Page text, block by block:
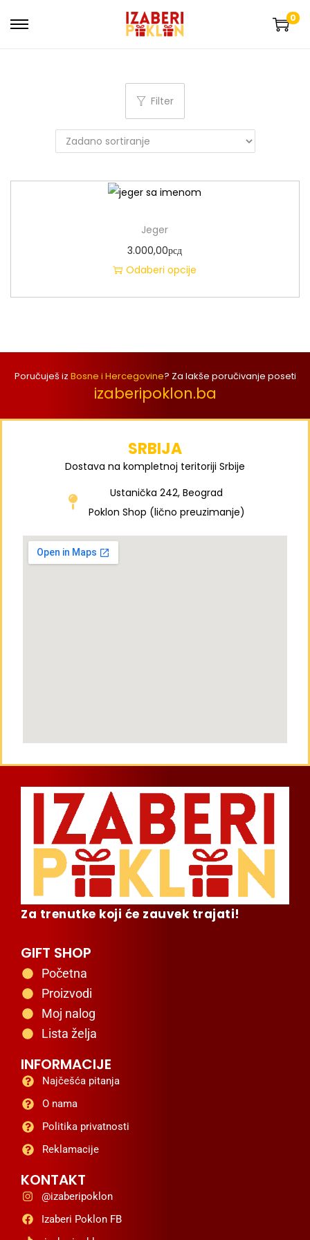
0
Filter
Jeger
3.000,00рсд
Odaberi opcije
Poručuješ iz Bosne i Hercegovine? Za lakše poručivanje poseti
izaberipoklon.ba
SRBIJA
Dostava na kompletnoj teritoriji Srbije
Ustanička 242, Beograd
Poklon Shop (lično preuzimanje)
Za trenutke koji će zauvek trajati!
GIFT SHOP
Početna
Proizvodi
Moj nalog
Lista želja
INFORMACIJE
Najčešća pitanja
O nama
Politika privatnosti
Reklamacije
KONTAKT
@izaberipoklon
Izaberi Poklon FB